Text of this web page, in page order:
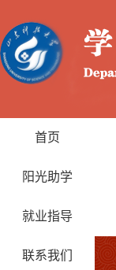
首页
阳光助学
就业指导
联系我们